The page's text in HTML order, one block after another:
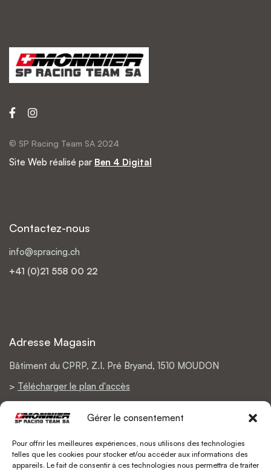
Gérer le consentement
Pour offrir les meilleures expériences, nous utilisons des technologies
telles que les cookies pour stocker et/ou accéder aux informations des
appareils. Le fait de consentir à ces technologies nous permettra de traiter
© SP Racing Team SA 2024
Site Web réalisé par Ben 4 Digital
Contactez-nous
info@spracing.ch
+41 (0)21 558 00 22
Adresse Magasin
Bâtiment du CPRP, Z.I. Pré Bryand, 1510 MOUDON
> Télécharger le plan d'accès
Support